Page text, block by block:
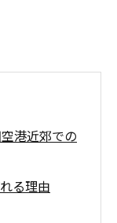
港近郊での
る理由
の関連性